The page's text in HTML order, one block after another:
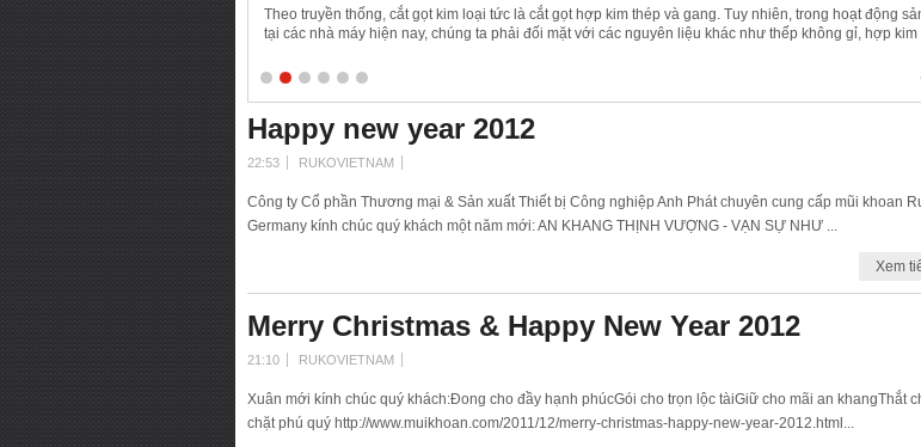
Theo truyền thống, cắt gọt kim loại tức là cắt gọt hợp kim thép và gang. Tuy nhiên, trong hoạt động
tại các nhà máy hiện nay, chúng ta phải đối mặt với các nguyên liệu khác như thếp không gỉ, hợp kim
với hợp kim thép truyền thống và có thể thực sự đúng nghĩa là “khó gia công”. .
Happy new year 2012
22:53 RUKOVIETNAM
Công ty Cổ phần Thương mại & Sản xuất Thiết bị Công nghiệp Anh Phát chuyên cung cấp mũi khoan
Germany kính chúc quý khách một năm mới: AN KHANG THỊNH VƯỢNG - VẠN SỰ NHƯ ...
Xem
Merry Christmas & Happy New Year 2012
21:10 RUKOVIETNAM
Xuân mới kính chúc quý khách:Đong cho đầy hạnh phúcGói cho trọn lộc tàiGiữ cho mãi an khangThắt
chặt phú quý http://www.muikhoan.com/2011/12/merry-christmas-happy-new-year-2012.html...